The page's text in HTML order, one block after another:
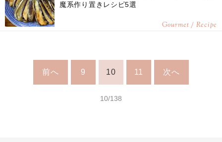
魔系作り置きレシピ5選
Gourmet / Recipe
前へ 9 10 11 次へ
10/138